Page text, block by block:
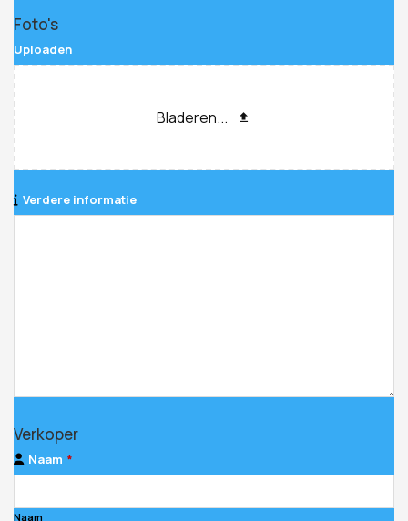
Foto's
Uploaden
Bladeren...
Verdere informatie
Verkoper
Naam *
Naam